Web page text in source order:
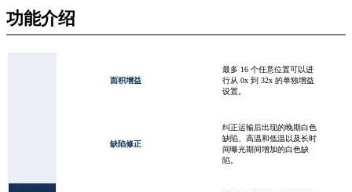
功能介绍
面积增益
最多 16 个任意位置可以进
行从 0x 到 32x 的单独增益
设置。
缺陷修正
纠正运输后出现的晚期白色
缺陷、高温和低温以及长时
间曝光期间增加的白色缺
陷。